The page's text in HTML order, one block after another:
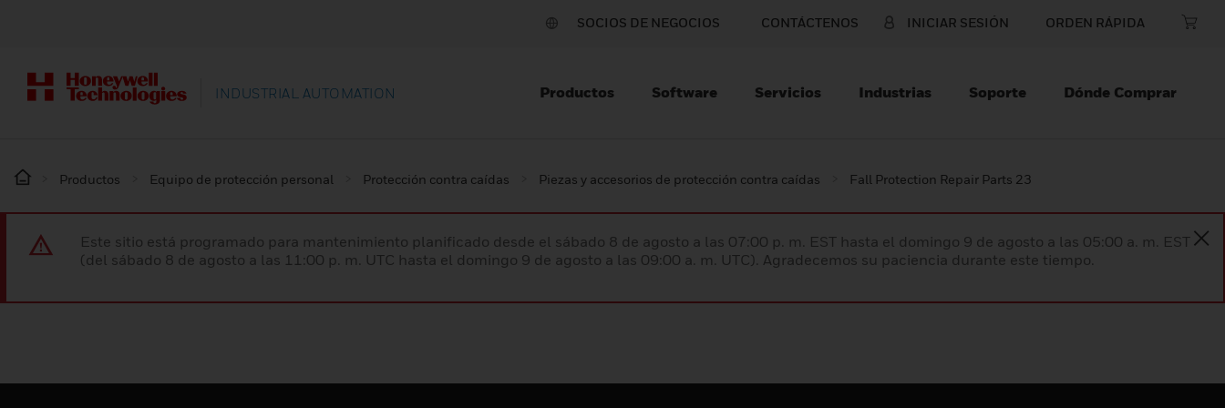
SOCIOS DE NEGOCIOS CONTÁCTENOS INICIAR SESIÓN ORDEN RÁPIDA
INDUSTRIAL AUTOMATION Productos Software Servicios Industrias Soporte Dónde Comprar
Productos Equipo de protección personal Protección contra caídas Piezas y accesorios de protección contra caídas Fall Protection Repair Parts 23
Este sitio está programado para mantenimiento planificado desde el sábado 8 de agosto a las 07:00 p. m. EST hasta el domingo 9 de agosto a las 05:00 a. m. EST
(del sábado 8 de agosto a las 11:00 p. m. UTC hasta el domingo 9 de agosto a las 09:00 a. m. UTC). Agradecemos su paciencia durante este tiempo.